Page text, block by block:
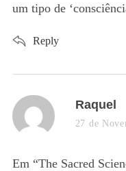
um tipo de
Reply
s
a
s
Raquel
27 de
Em “The Sacred